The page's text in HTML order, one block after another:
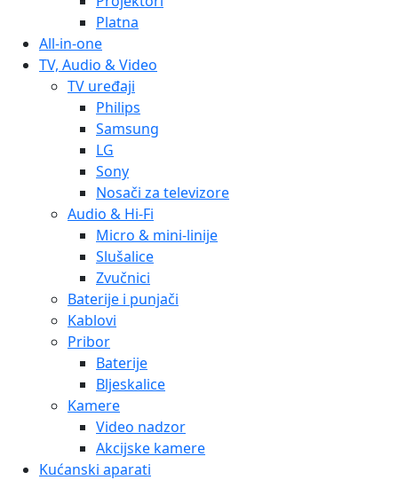
Platna
All-in-one
TV, Audio & Video
TV uređaji
Philips
Samsung
LG
Sony
Nosači za televizore
Audio & Hi-Fi
Micro & mini-linije
Slušalice
Zvučnici
Baterije i punjači
Kablovi
Pribor
Baterije
Bljeskalice
Kamere
Video nadzor
Akcijske kamere
Kućanski aparati